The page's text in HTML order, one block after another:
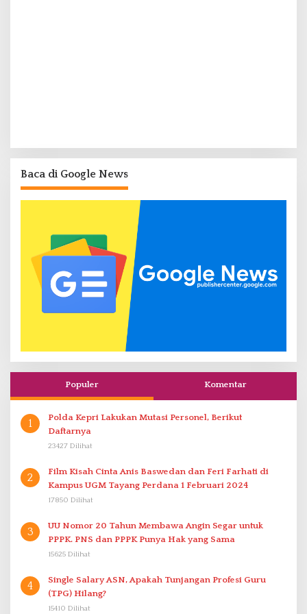
Baca di Google News
Populer Komentar
1
Polda Kepri Lakukan Mutasi Personel, Berikut
Daftarnya
23427 Dilihat
2
Film Kisah Cinta Anis Baswedan dan Feri Farhati di
Kampus UGM Tayang Perdana 1 Februari 2024
17850 Dilihat
3
UU Nomor 20 Tahun Membawa Angin Segar untuk
PPPK. PNS dan PPPK Punya Hak yang Sama
15625 Dilihat
4
Single Salary ASN, Apakah Tunjangan Profesi Guru
(TPG) Hilang?
15410 Dilihat